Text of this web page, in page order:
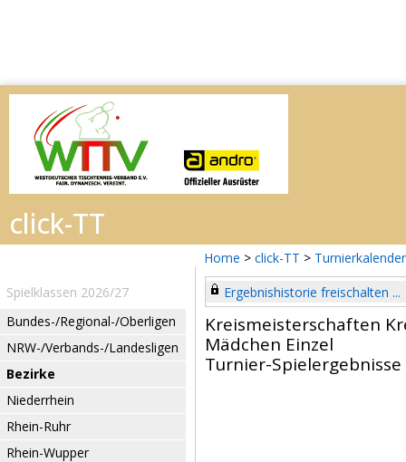
Home > click-TT > Turnierkalender
Spielklassen 2026/27
Bundes-/Regional-/Oberligen
NRW-/Verbands-/Landesligen
Bezirke
Niederrhein
Rhein-Ruhr
Rhein-Wupper
Ergebnishistorie freischalten ...
Kreismeisterschaften
Mädchen Einzel
Turnier-Spielergebnisse